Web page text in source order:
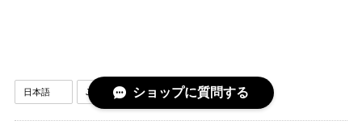
ショップに質問する